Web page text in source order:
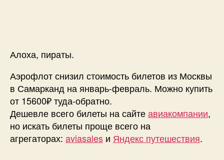
Алоха, пираты.
Аэрофлот снизил стоимость билетов из Москвы
в Самарканд на январь-февраль. Можно купить
от 15600₽ туда-обратно.
Дешевле всего билеты на сайтеавиакомпании,
но искать билеты проще всего на
агрегаторах: aviasales и Яндекс путешествия.